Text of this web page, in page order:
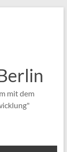
mit dem